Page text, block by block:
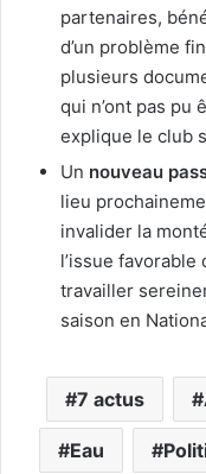
partenaires,
d’un problème
plusieurs
qui n’ont pas pu
explique le club
Un nouveau
lieu
invalider la
l’issue
travailler
saison en
7 actus
Eau